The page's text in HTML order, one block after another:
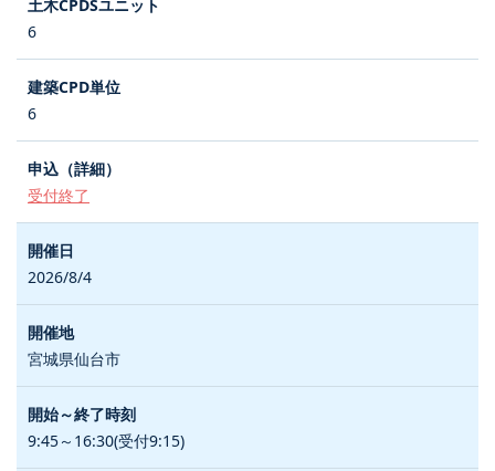
6
6
受付終了
2026/8/4
宮城県仙台市
9:45～16:30(受付9:15)